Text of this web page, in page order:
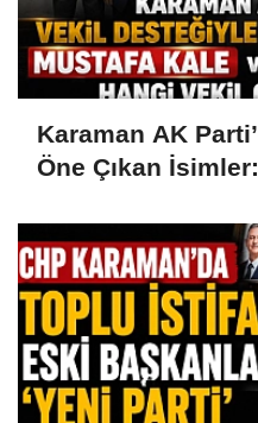
Karaman AK
Öne Çıkan